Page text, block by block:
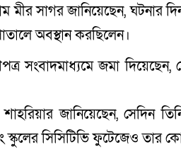
সাগর জানিয়েছেন, ঘটনার দিন
অবস্থান করছিলেন।
সংবাদমাধ্যমে জমা
জানিয়েছেন, সেদিন
স্কুলের সিসিটিভি ফুটেজেও তার